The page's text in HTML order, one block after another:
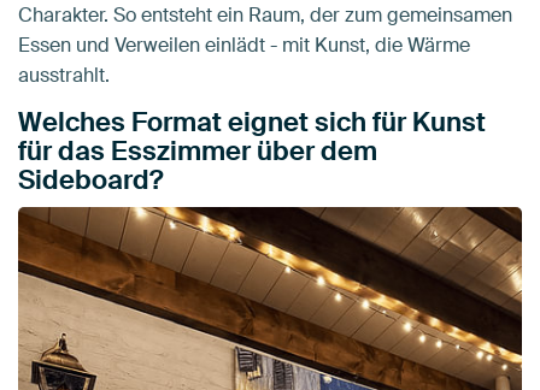
Charakter. So entsteht ein Raum, der zum gemeinsamen
Essen und Verweilen einlädt - mit Kunst, die Wärme
ausstrahlt.
Welches Format eignet sich für Kunst
für das Esszimmer über dem
Sideboard?